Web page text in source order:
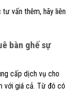
tư vấn thêm, hãy liên
bàn ghế sự
cấp dịch vụ cho
với giá cả. Từ đó có